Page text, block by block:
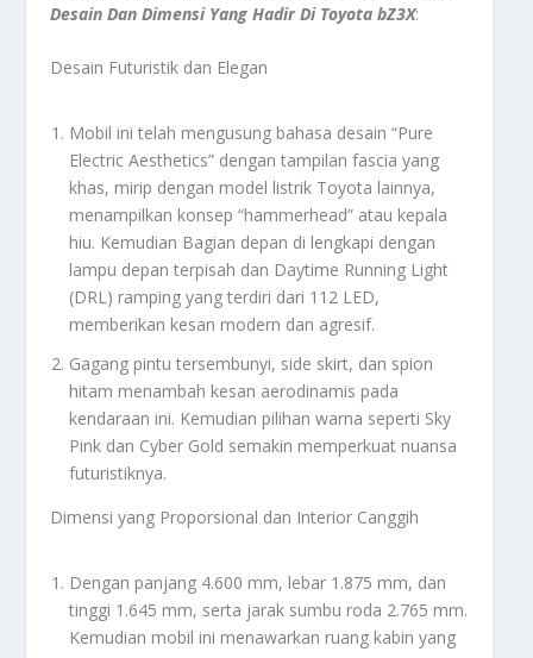
Desain Dan Dimensi Yang Hadir Di Toyota bZ3X:
Desain Futuristik dan Elegan
Mobil ini telah mengusung bahasa desain “Pure
Electric Aesthetics” dengan tampilan fascia yang
khas, mirip dengan model listrik Toyota lainnya,
menampilkan konsep “hammerhead” atau kepala
hiu. Kemudian Bagian depan di lengkapi dengan
lampu depan terpisah dan Daytime Running Light
(DRL) ramping yang terdiri dari 112 LED,
memberikan kesan modern dan agresif.
Gagang pintu tersembunyi, side skirt, dan spion
hitam menambah kesan aerodinamis pada
kendaraan ini. Kemudian pilihan warna seperti Sky
Pink dan Cyber Gold semakin memperkuat nuansa
futuristiknya.
Dimensi yang Proporsional dan Interior Canggih
Dengan panjang 4.600 mm, lebar 1.875 mm, dan
tinggi 1.645 mm, serta jarak sumbu roda 2.765 mm.
Kemudian mobil ini menawarkan ruang kabin yang